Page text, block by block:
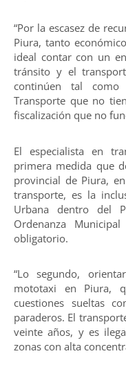
“Por la escasez de
Piura, tanto
ideal contar con un
tránsito y el
continúen tal
Transporte que no
fiscalización que no
El especialista en
primera medida que
provincial de Piura,
transporte, es la
Urbana dentro del
Ordenanza
obligatorio.
“Lo segundo,
mototaxi en Piura,
cuestiones sueltas
paraderos. El
veinte años, y es
zonas con alta